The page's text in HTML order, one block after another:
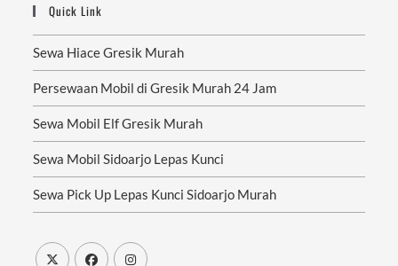
Quick Link
Sewa Hiace Gresik Murah
Persewaan Mobil di Gresik Murah 24 Jam
Sewa Mobil Elf Gresik Murah
Sewa Mobil Sidoarjo Lepas Kunci
Sewa Pick Up Lepas Kunci Sidoarjo Murah